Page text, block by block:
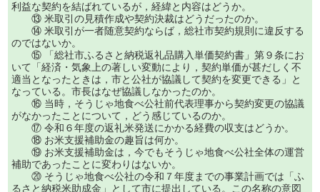
利益な契約を結ばれているが，経緯と内容はどうか。
⑬ 米取引の見積作成や契約決裁はどうだったのか。
⑭ 米取引が一者随意契約ならば，総社市契約規則に違反する
のではないか。
⑮ 「総社市ふるさと納税返礼品購入単価契約書」第９条にお
いて「経済・気象上の著しい変動により，契約単価が甚だしく不
適当となったときは，市と公社が協議して契約を変更できる」と
なっている。市長はなぜ協議しなかったのか。
⑯ 当時，そうじゃ地食べ公社前代表理事から契約変更の協議
がなかったことについて，どう感じているのか。
⑰ 令和６年度の返礼米発送にかかる経費の収支はどうか。
⑱ お米支援補助金の趣旨は何か。
⑲ お米支援補助金は，今でもそうじゃ地食べ公社全体の運営
補助であったことに変わりはないか。
⑳ そうじゃ地食べ公社の令和７年度までの事業計画では「ふ
るさと納税米助成金」として市に提出している。この名称の意図